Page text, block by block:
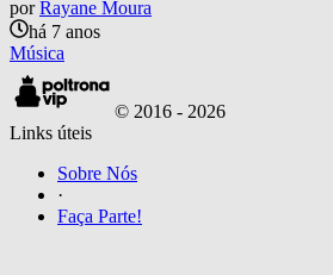
por Rayane Moura
há 7 anos
Música
© 2016 - 2026
Links úteis
Sobre Nós
·
Faça Parte!